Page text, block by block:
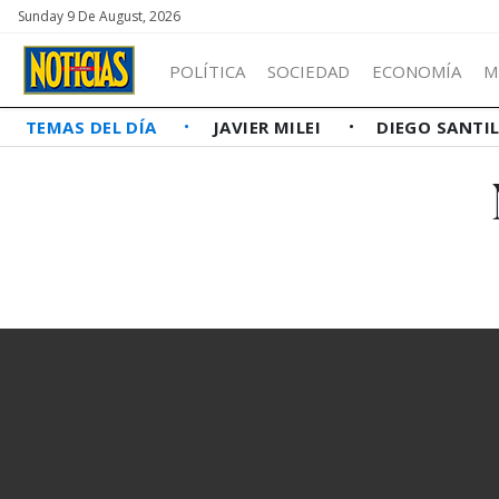
Sunday 9 De August, 2026
POLÍTICA SOCIEDAD ECONOMÍA
TEMAS DEL DÍA JAVIER MILEI DIEGO